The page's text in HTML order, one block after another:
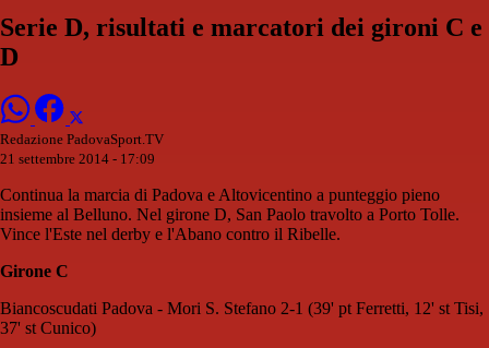
Serie D, risultati e marcatori dei gironi C e
D
Redazione PadovaSport.TV
21 settembre 2014 - 17:09
Continua la marcia di Padova e Altovicentino a punteggio pieno
insieme al Belluno. Nel girone D, San Paolo travolto a Porto Tolle.
Vince l'Este nel derby e l'Abano contro il Ribelle.
Girone C
Biancoscudati Padova - Mori S. Stefano 2-1 (39' pt Ferretti, 12' st Tisi,
37' st Cunico)